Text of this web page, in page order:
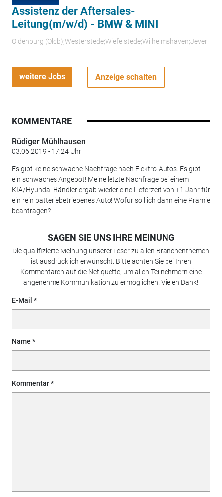
Assistenz der Aftersales-
Leitung(m/w/d) - BMW & MINI
Oldenburg (Oldb);Westerstede;Wiefelstede;Wilhelmshaven;Jever
weitere Jobs Anzeige schalten
KOMMENTARE
Rüdiger Mühlhausen
03.06.2019 - 17:24 Uhr
Es gibt keine schwache Nachfrage nach Elektro-Autos. Es gibt
ein schwaches Angebot! Meine letzte Nachfrage bei einem
KIA/Hyundai Händler ergab wieder eine Lieferzeit von +1 Jahr für
ein rein batteriebetriebenes Auto! Wofür soll ich dann eine Prämie
beantragen?
SAGEN SIE UNS IHRE MEINUNG
Die qualifizierte Meinung unserer Leser zu allen Branchenthemen
ist ausdrücklich erwünscht. Bitte achten Sie bei Ihren
Kommentaren auf die Netiquette, um allen Teilnehmern eine
angenehme Kommunikation zu ermöglichen. Vielen Dank!
E-Mail
Name
Kommentar